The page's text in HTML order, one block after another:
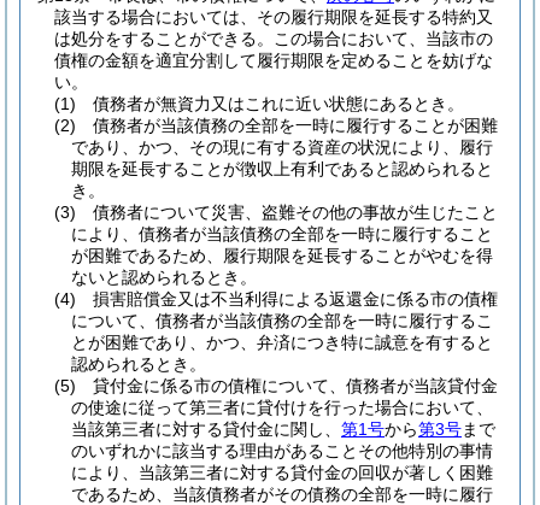
該当する場合においては、その履行期限を延長する特約又
は処分をすることができる。
この場合において、当該市の
債権の金額を適宜分割して履行期限を定めることを妨げな
い。
(1)
債務者が無資力又はこれに近い状態にあるとき。
(2)
債務者が当該債務の全部を一時に履行することが困難
であり、かつ、その現に有する資産の状況により、履行
期限を延長することが徴収上有利であると認められると
き。
(3)
債務者について災害、盗難その他の事故が生じたこと
により、債務者が当該債務の全部を一時に履行すること
が困難であるため、履行期限を延長することがやむを得
ないと認められるとき。
(4)
損害賠償金又は不当利得による返還金に係る市の債権
について、債務者が当該債務の全部を一時に履行するこ
とが困難であり、かつ、弁済につき特に誠意を有すると
認められるとき。
(5)
貸付金に係る市の債権について、債務者が当該貸付金
の使途に従って第三者に貸付けを行った場合において、
当該第三者に対する貸付金に関し、 第1号から第3号まで
のいずれかに該当する理由があることその他特別の事情
により、当該第三者に対する貸付金の回収が著しく困難
であるため、当該債務者がその債務の全部を一時に履行